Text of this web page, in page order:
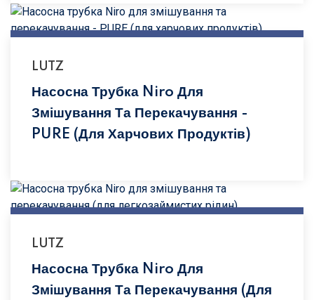
LUTZ
Насосна Трубка Niro Для
Змішування Та Перекачування -
PURE (для Харчових Продуктів)
LUTZ
Насосна Трубка Niro Для
Змішування Та Перекачування (для